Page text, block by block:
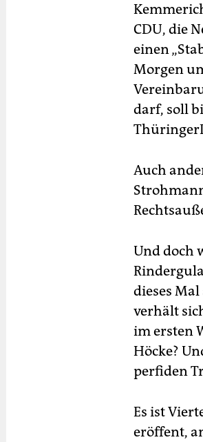
CDU, die
einen
Morgen
darf, soll
Auch
Und doch
dieses
verhält
im ersten
Höcke?
perfiden
Es ist
eröffent,